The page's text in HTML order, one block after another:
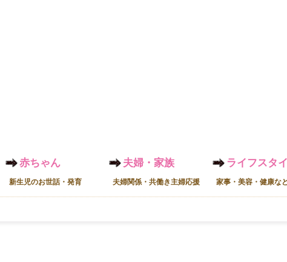
赤ちゃん
新生児のお世話・発育
夫婦・家族
夫婦関係・共働き主婦応援
ライフスタ
家事・美容・健康な